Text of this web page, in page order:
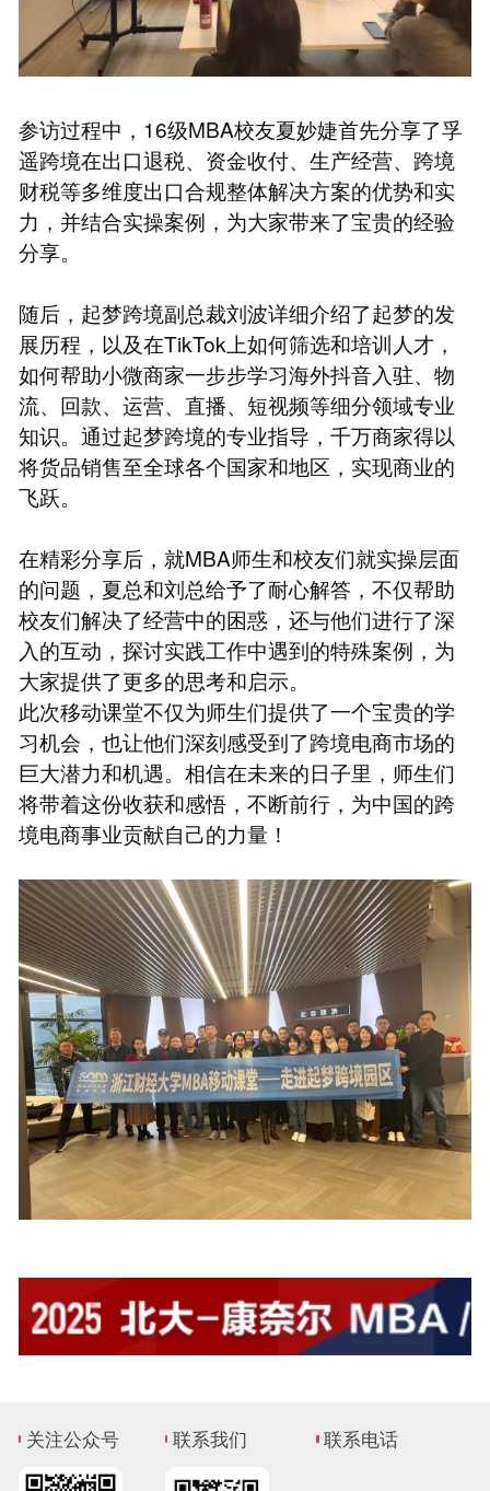
参访过程中，16级MBA校友夏妙婕首先分享了孚
遥跨境在出口退税、资金收付、生产经营、跨境
财税等多维度出口合规整体解决方案的优势和实
力，并结合实操案例，为大家带来了宝贵的经验
分享。
随后，起梦跨境副总裁刘波详细介绍了起梦的发
展历程，以及在TikTok上如何筛选和培训人才，
如何帮助小微商家一步步学习海外抖音入驻、物
流、回款、运营、直播、短视频等细分领域专业
知识。通过起梦跨境的专业指导，千万商家得以
将货品销售至全球各个国家和地区，实现商业的
飞跃。
在精彩分享后，就MBA师生和校友们就实操层面
的问题，夏总和刘总给予了耐心解答，不仅帮助
校友们解决了经营中的困惑，还与他们进行了深
入的互动，探讨实践工作中遇到的特殊案例，为
大家提供了更多的思考和启示。
此次移动课堂不仅为师生们提供了一个宝贵的学
习机会，也让他们深刻感受到了跨境电商市场的
巨大潜力和机遇。相信在未来的日子里，师生们
将带着这份收获和感悟，不断前行，为中国的跨
境电商事业贡献自己的力量！
关注公众号 联系我们 联系电话